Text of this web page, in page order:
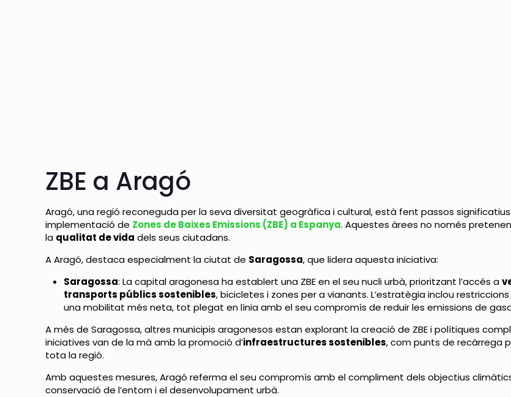
ZBE a Aragó
Aragó, una regió reconeguda per la seva diversitat geogràfica i cultural, està fent passos
implementació de Zones de Baixes Emissions (ZBE) a Espanya. Aquestes àrees no només
la qualitat de vida dels seus ciutadans.
A Aragó, destaca especialment la ciutat de Saragossa, que lidera aquesta iniciativa:
Saragossa: La capital aragonesa ha establert una ZBE en el seu nucli urbà, prioritzant l’accés a
transports públics sostenibles, bicicletes i zones per a vianants. L’estratègia inclou
una mobilitat més neta, tot plegat en línia amb el seu compromís de reduir les emissions de
A més de Saragossa, altres municipis aragonesos estan explorant la creació de ZBE i polítiques
iniciatives van de la mà amb la promoció d’infraestructures sostenibles, com punts de recàrrega
tota la regió.
Amb aquestes mesures, Aragó referma el seu compromís amb el compliment dels objectius
conservació de l’entorn i el desenvolupament urbà.